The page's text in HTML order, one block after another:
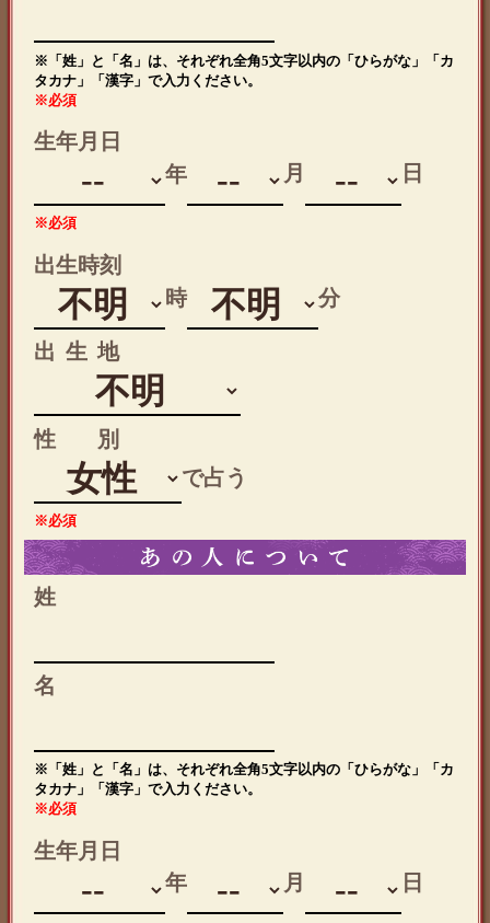
※「姓」と「名」は、それぞれ全角5文字以内の「ひらがな」「カ
タカナ」「漢字」で入力ください。
※必須
生年月日
年
月 日
※必須
出生時刻
時
分
出生地
性別
で占う
※必須
姓
名
※「姓」と「名」は、それぞれ全角5文字以内の「ひらがな」「カ
タカナ」「漢字」で入力ください。
※必須
生年月日
年
月 日